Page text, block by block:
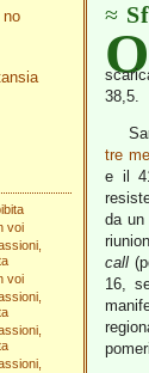
voi
voi
O
38,5.
tre
e il
da un
call
16,